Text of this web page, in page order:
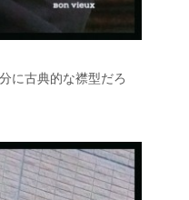
に古典的な襟型だろ